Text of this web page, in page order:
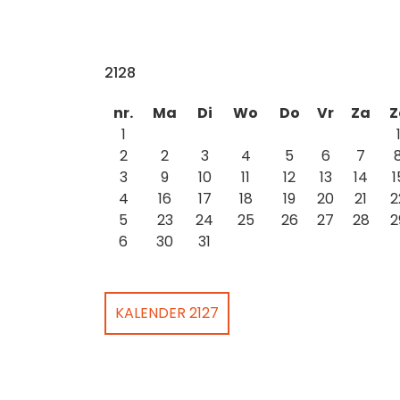
2128
nr.
Ma Di Wo Do Vr Za
1
1
2
2 3 4 5 6 7
3
9 10 11 12 13 14
4
16 17 18 19 20 21
5
23 24 25 26 27 28
6
30 31
KALENDER 2127